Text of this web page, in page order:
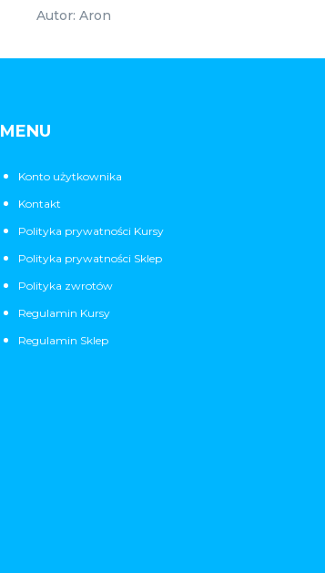
Autor: Aron
MENU
Konto użytkownika
Kontakt
Polityka prywatności Kursy
Polityka prywatności Sklep
Polityka zwrotów
Regulamin Kursy
Regulamin Sklep